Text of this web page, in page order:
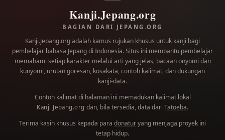
Kanji.Jepang.org
BAGIAN DARI JEPANG.ORG
Kanji.Jepang.org adalah kamus rujukan khusus untuk kanji bagi
pembelajar bahasa Jepang di Indonesia. Situs ini membantu pembelajar
memahami setiap karakter melalui arti yang jelas, bacaan onyomi dan
kunyomi, urutan goresan, kosakata, contoh kalimat, dan dukungan
kanji-data.
Contoh kalimat di halaman ini memadukan kalimat lokal
Kanji.Jepang.org dan, bila tersedia, data dari Tatoeba.
Terima kasih khusus kepada para donaturyang menjaga proyek ini
tetap hidup.